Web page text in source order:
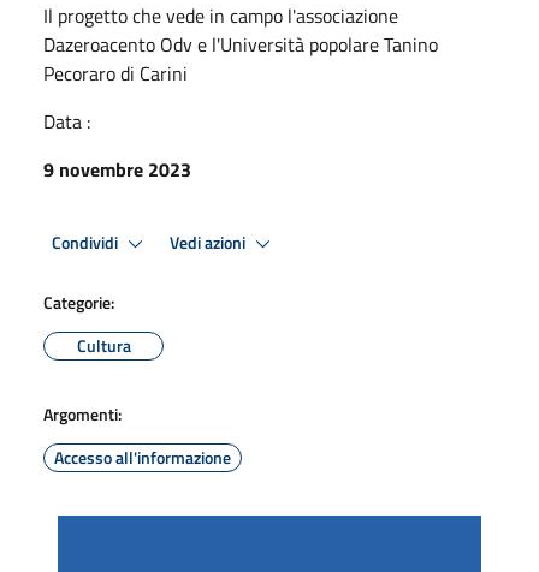
Il progetto che vede in campo l'associazione
Dazeroacento Odv e l'Università popolare Tanino
Pecoraro di Carini
Data :
9 novembre 2023
Condividi Vedi azioni
Categorie:
Cultura
Argomenti:
Accesso all'informazione